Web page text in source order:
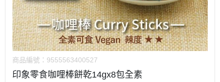
商品編號： 9555563400527
印象零食咖哩棒餅乾14gx8包全素